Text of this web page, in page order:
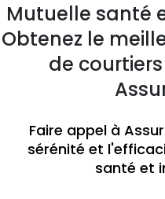
Mutuelle santé
Obtenez le
de
Faire appel à
sérénité et
santé et